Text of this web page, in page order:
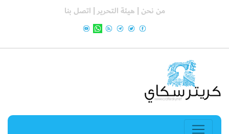
من نحن | هيئة التحرير | اتصل بنا